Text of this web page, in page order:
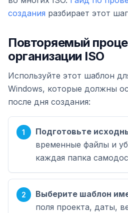
создания разбирает этот
Повторяемый
организации ISO
Используйте этот шаблон
Windows, которые должны
после дня создания:
Подготовьте
временные файлы и
каждая папка
Выберите шаблон
поля проекта, даты,